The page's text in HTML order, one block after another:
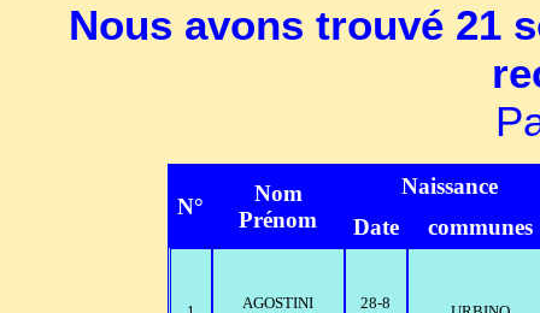
Nous avons trouvé 21
N°
Nom
Prénom
Naissance
Date
communes
AGOSTINI
28-8